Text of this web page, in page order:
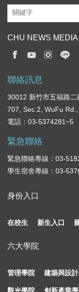
CHU NEWS MEDIA
聯絡訊息
30012 新竹市五福路二
707, Sec.2, WuFu
電話：03-5374281~5
緊急聯絡
緊急聯絡專線：03-
學生宿舍專線：03-
身份入口
在校生 新生入口
六大學院
管理學院 建築與設